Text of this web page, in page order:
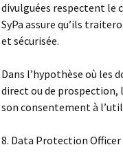
divulguées respectent le
SyPa assure qu’ils
et sécurisée.
Dans l’hypothèse où les
direct ou de prospection,
son consentement à
8. Data Protection Officer